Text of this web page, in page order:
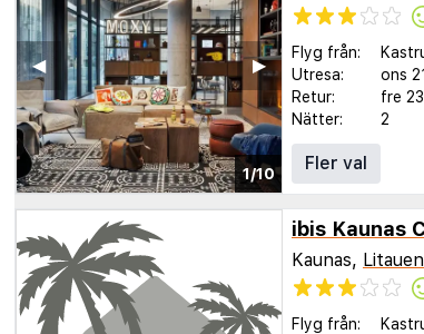
1/10
▶︎
◀︎
Flyg från:
Utresa:
ons
Retur:
fre
Nätter:
2
Fler val
ibis Kaunas
Kaunas, Litauen
Flyg från: